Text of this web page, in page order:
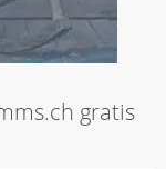
gratis